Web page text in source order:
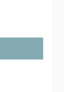
Schaltflächen